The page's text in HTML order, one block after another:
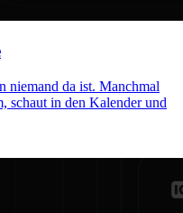
niemand da ist. Manchmal
schaut in den Kalender und